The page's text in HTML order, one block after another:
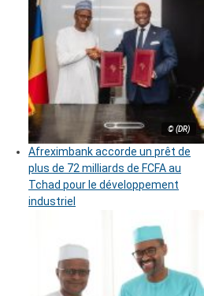
© (DR)
Afreximbank accorde un prêt de
plus de 72 milliards de FCFA au
Tchad pour le développement
industriel